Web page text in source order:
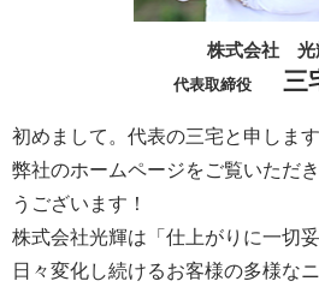
株式会社 光
代表取締役 三
初めまして。代表の三宅と申します
弊社のホームページをご覧いただ
うございます！
株式会社光輝は「仕上がりに一切妥
日々変化し続けるお客様の多様な